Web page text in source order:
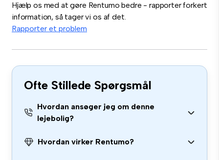
Hjælp os med at gøre Rentumo bedre - rapporter forkert
information, så tager vi os af det.
Rapporter et problem
Ofte Stillede Spørgsmål
Hvordan ansøger jeg om denne
lejebolig?
Hvordan virker Rentumo?